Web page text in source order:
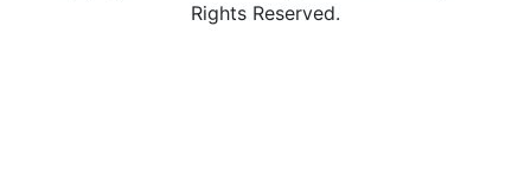
Rights Reserved.